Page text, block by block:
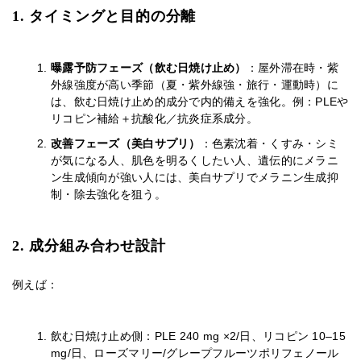
1. タイミングと目的の分離
曝露予防フェーズ（飲む日焼け止め）
：屋外滞在時・紫
外線強度が高い季節（夏・紫外線強・旅行・運動時）に
は、飲む日焼け止め的成分で内的備えを強化。例：PLEや
リコピン補給＋抗酸化／抗炎症系成分。
改善フェーズ（美白サプリ）
：色素沈着・くすみ・シミ
が気になる人、肌色を明るくしたい人、遺伝的にメラニ
ン生成傾向が強い人には、美白サプリでメラニン生成抑
制・除去強化を狙う。
2. 成分組み合わせ設計
例えば：
飲む日焼け止め側：PLE 240 mg ×2/日、リコピン 10–15
mg/日、ローズマリー/グレープフルーツポリフェノール